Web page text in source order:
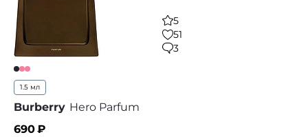
5
51
3
1.5 мл
Burberry Hero Parfum
690₽